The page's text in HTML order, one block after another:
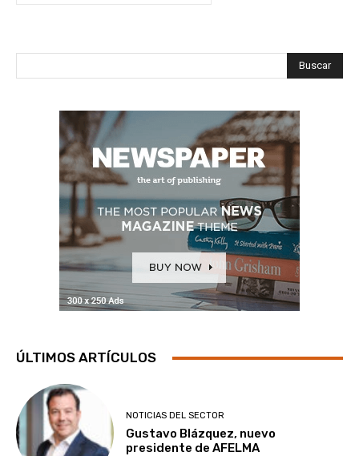
Buscar
ÚLTIMOS ARTÍCULOS
NOTICIAS DEL SECTOR
Gustavo Blázquez, nuevo
presidente de AFELMA